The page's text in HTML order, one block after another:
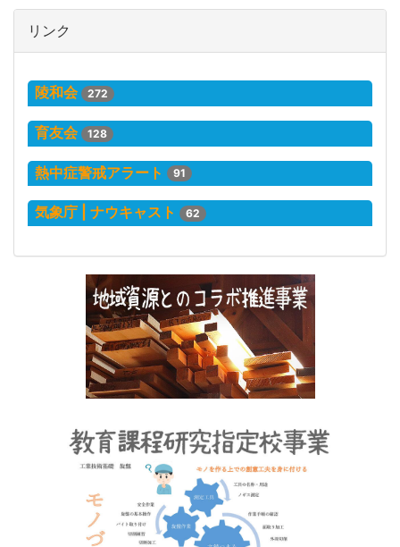
リンク
陵和会 272
育友会 128
熱中症警戒アラート 91
気象庁 | ナウキャスト 62